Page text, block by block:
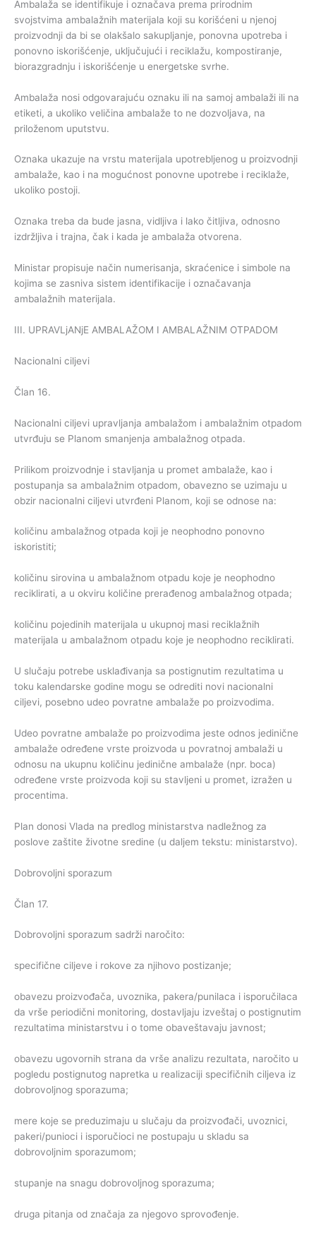
Ambalaža se identifikuje i označava prema prirodnim
svojstvima ambalažnih materijala koji su korišćeni u njenoj
proizvodnji da bi se olakšalo sakupljanje, ponovna upotreba i
ponovno iskorišćenje, uključujući i reciklažu, kompostiranje,
biorazgradnju i iskorišćenje u energetske svrhe.
Ambalaža nosi odgovarajuću oznaku ili na samoj ambalaži ili na
etiketi, a ukoliko veličina ambalaže to ne dozvoljava, na
priloženom uputstvu.
Oznaka ukazuje na vrstu materijala upotrebljenog u proizvodnji
ambalaže, kao i na mogućnost ponovne upotrebe i reciklaže,
ukoliko postoji.
Oznaka treba da bude jasna, vidljiva i lako čitljiva, odnosno
izdržljiva i trajna, čak i kada je ambalaža otvorena.
Ministar propisuje način numerisanja, skraćenice i simbole na
kojima se zasniva sistem identifikacije i označavanja
ambalažnih materijala.
III. UPRAVLjANjE AMBALAŽOM I AMBALAŽNIM OTPADOM
Nacionalni ciljevi
Član 16.
Nacionalni ciljevi upravljanja ambalažom i ambalažnim otpadom
utvrđuju se Planom smanjenja ambalažnog otpada.
Prilikom proizvodnje i stavljanja u promet ambalaže, kao i
postupanja sa ambalažnim otpadom, obavezno se uzimaju u
obzir nacionalni ciljevi utvrđeni Planom, koji se odnose na:
količinu ambalažnog otpada koji je neophodno ponovno
iskoristiti;
količinu sirovina u ambalažnom otpadu koje je neophodno
reciklirati, a u okviru količine prerađenog ambalažnog otpada;
količinu pojedinih materijala u ukupnoj masi reciklažnih
materijala u ambalažnom otpadu koje je neophodno reciklirati.
U slučaju potrebe usklađivanja sa postignutim rezultatima u
toku kalendarske godine mogu se odrediti novi nacionalni
ciljevi, posebno udeo povratne ambalaže po proizvodima.
Udeo povratne ambalaže po proizvodima jeste odnos jedinične
ambalaže određene vrste proizvoda u povratnoj ambalaži u
odnosu na ukupnu količinu jedinične ambalaže (npr. boca)
određene vrste proizvoda koji su stavljeni u promet, izražen u
procentima.
Plan donosi Vlada na predlog ministarstva nadležnog za
poslove zaštite životne sredine (u daljem tekstu: ministarstvo).
Dobrovoljni sporazum
Član 17.
Dobrovoljni sporazum sadrži naročito:
specifične ciljeve i rokove za njihovo postizanje;
obavezu proizvođača, uvoznika, pakera/punilaca i isporučilaca
da vrše periodični monitoring, dostavljaju izveštaj o postignutim
rezultatima ministarstvu i o tome obaveštavaju javnost;
obavezu ugovornih strana da vrše analizu rezultata, naročito u
pogledu postignutog napretka u realizaciji specifičnih ciljeva iz
dobrovoljnog sporazuma;
mere koje se preduzimaju u slučaju da proizvođači, uvoznici,
pakeri/punioci i isporučioci ne postupaju u skladu sa
dobrovoljnim sporazumom;
stupanje na snagu dobrovoljnog sporazuma;
druga pitanja od značaja za njegovo sprovođenje.